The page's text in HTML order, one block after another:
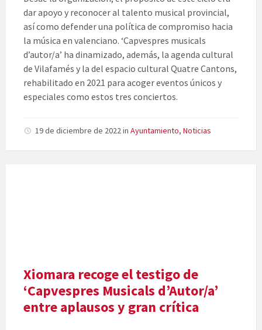
dar apoyo y reconocer al talento musical provincial,
así como defender una política de compromiso hacia
la música en valenciano. ‘Capvespres musicals
d’autor/a’ ha dinamizado, además, la agenda cultural
de Vilafamés y la del espacio cultural Quatre Cantons,
rehabilitado en 2021 para acoger eventos únicos y
especiales como estos tres conciertos.
19 de diciembre de 2022in Ayuntamiento, Noticias
Xiomara recoge el testigo de
‘Capvespres Musicals d’Autor/a’
entre aplausos y gran crítica